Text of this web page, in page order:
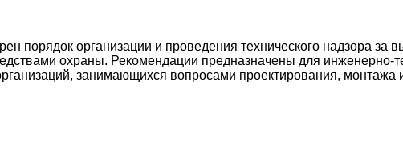
порядок организации и проведения технического надзора
охраны. Рекомендации предназначены для
занимающихся вопросами проектирования, монтажа